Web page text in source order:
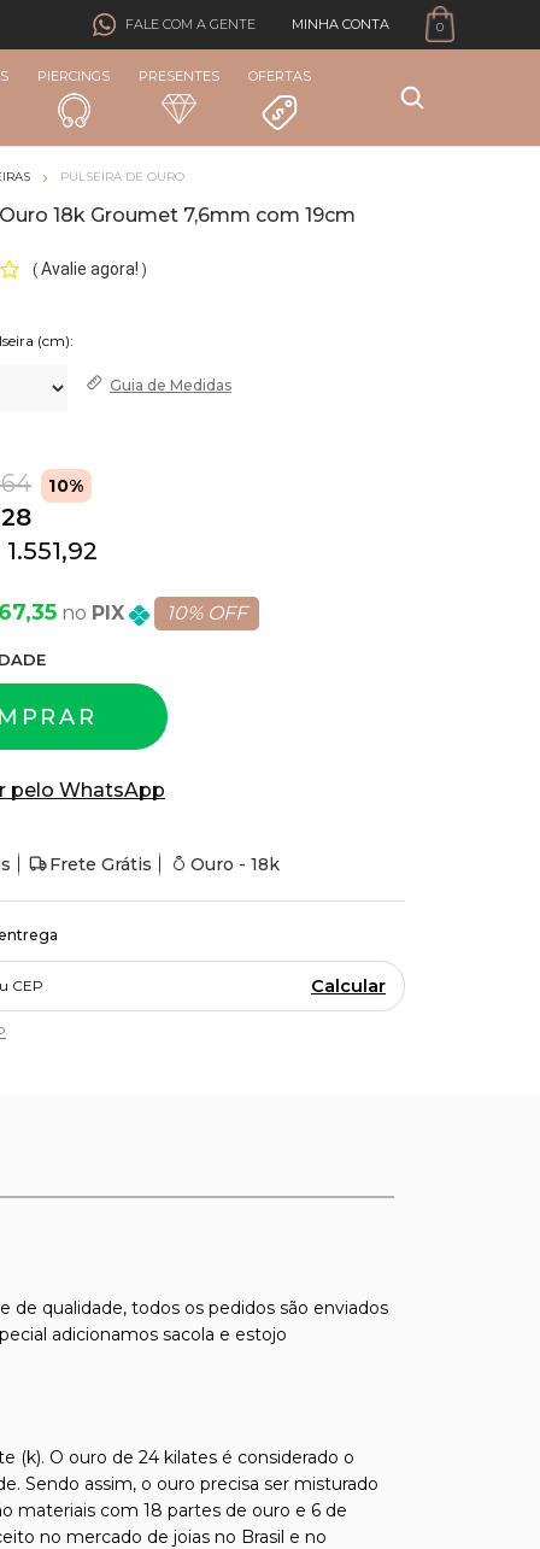
FALE COM A GENTE MINHA CONTA 0
PIERCINGS PRESENTES OFERTAS
PULSEIRA DE OURO
18k Groumet 7,6mm com 19cm
( Avalie agora! )
Guia de Medidas
10%
1.551,92
PIX 10% OFF
pelo WhatsApp
Frete Grátis Ouro - 18k
Calcular
de qualidade, todos os pedidos são enviados
adicionamos sacola e estojo
(k). O ouro de 24 kilates é considerado o
Sendo assim, o ouro precisa ser misturado
materiais com 18 partes de ouro e 6 de
no mercado de joias no Brasil e no